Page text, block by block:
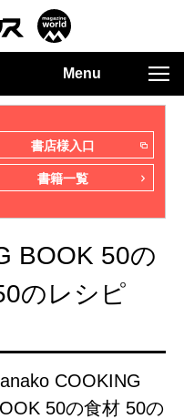
Menu
書店様入口
書籍一覧
BOOK 50の
のレシピ
COOKING
50の食材 50の